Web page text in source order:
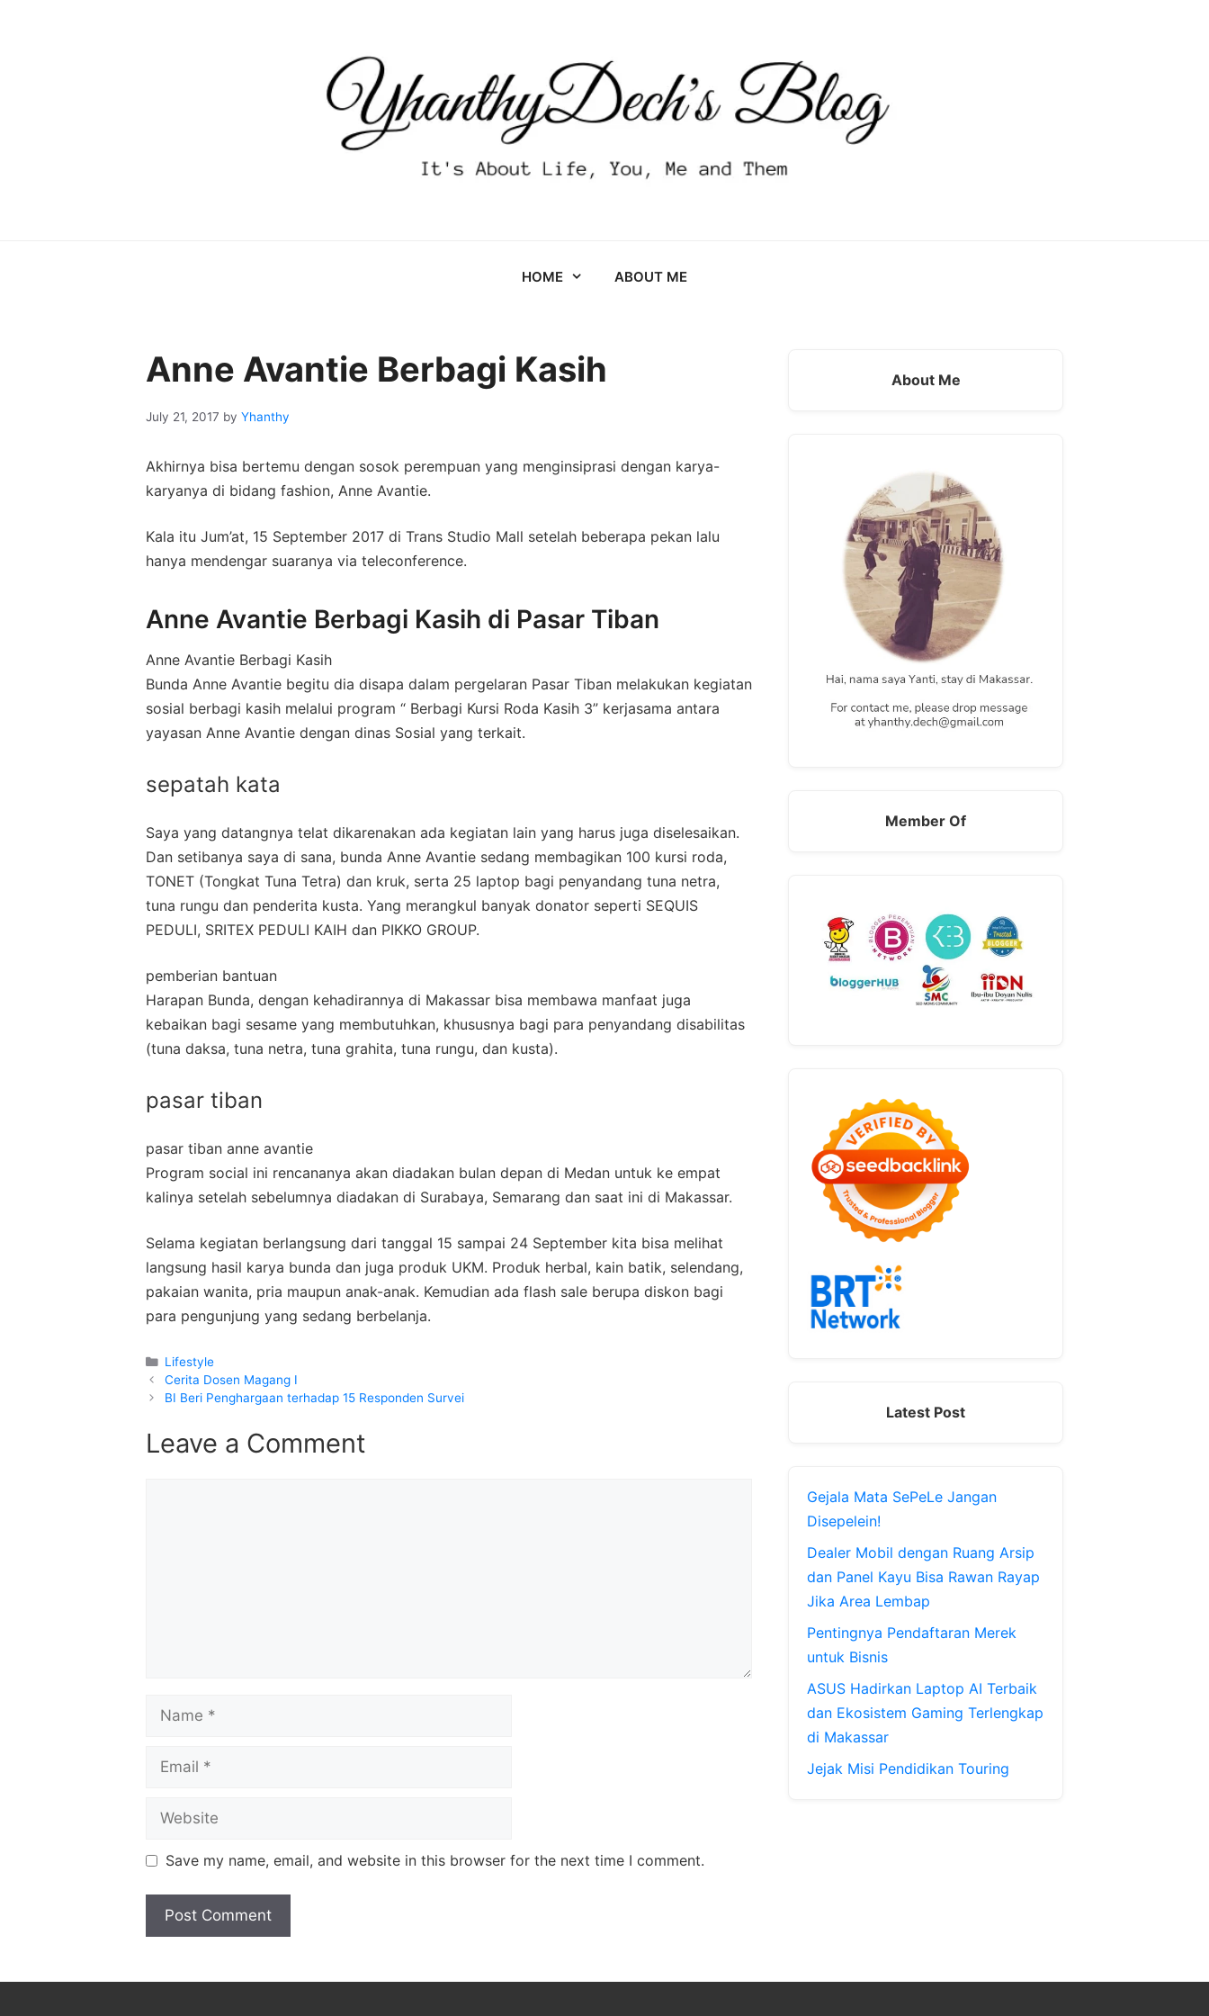
HOME ABOUT ME
Anne Avantie Berbagi Kasih
July 21, 2017 by Yhanthy
Akhirnya bisa bertemu dengan sosok perempuan yang menginsiprasi dengan karya-
karyanya di bidang fashion, Anne Avantie.
Kala itu Jum’at, 15 September 2017 di Trans Studio Mall setelah beberapa pekan lalu
hanya mendengar suaranya via teleconference.
Anne Avantie Berbagi Kasih di Pasar Tiban
Anne Avantie Berbagi Kasih
Bunda Anne Avantie begitu dia disapa dalam pergelaran Pasar Tiban melakukan kegiatan
sosial berbagi kasih melalui program “ Berbagi Kursi Roda Kasih 3” kerjasama antara
yayasan Anne Avantie dengan dinas Sosial yang terkait.
sepatah kata
Saya yang datangnya telat dikarenakan ada kegiatan lain yang harus juga diselesaikan.
Dan setibanya saya di sana, bunda Anne Avantie sedang membagikan 100 kursi roda,
TONET (Tongkat Tuna Tetra) dan kruk, serta 25 laptop bagi penyandang tuna netra,
tuna rungu dan penderita kusta. Yang merangkul banyak donator seperti SEQUIS
PEDULI, SRITEX PEDULI KAIH dan PIKKO GROUP.
pemberian bantuan
Harapan Bunda, dengan kehadirannya di Makassar bisa membawa manfaat juga
kebaikan bagi sesame yang membutuhkan, khususnya bagi para penyandang disabilitas
(tuna daksa, tuna netra, tuna grahita, tuna rungu, dan kusta).
pasar tiban
pasar tiban anne avantie
Program social ini rencananya akan diadakan bulan depan di Medan untuk ke empat
kalinya setelah sebelumnya diadakan di Surabaya, Semarang dan saat ini di Makassar.
Selama kegiatan berlangsung dari tanggal 15 sampai 24 September kita bisa melihat
langsung hasil karya bunda dan juga produk UKM. Produk herbal, kain batik, selendang,
pakaian wanita, pria maupun anak-anak. Kemudian ada flash sale berupa diskon bagi
para pengunjung yang sedang berbelanja.
Categories
Lifestyle
Cerita Dosen Magang I
BI Beri Penghargaan terhadap 15 Responden Survei
Leave a Comment
Name
Email
Website
Save my name, email, and website in this browser for the next time I comment.
About Me
Member Of
Latest Post
Gejala Mata SePeLe Jangan
Disepelein!
Dealer Mobil dengan Ruang Arsip
dan Panel Kayu Bisa Rawan Rayap
Jika Area Lembap
Pentingnya Pendaftaran Merek
untuk Bisnis
ASUS Hadirkan Laptop AI Terbaik
dan Ekosistem Gaming Terlengkap
di Makassar
Jejak Misi Pendidikan Touring